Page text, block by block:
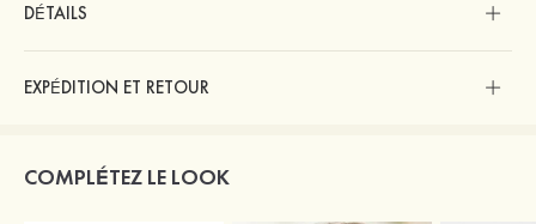
DÉTAILS
EXPÉDITION ET RETOUR
COMPLÉTEZ LE LOOK